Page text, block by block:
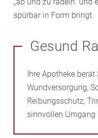
spürbar in Form bringt.
Gesund
Ihre Apotheke
Wundversorgung,
Reibungsschutz,
sinnvollen